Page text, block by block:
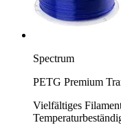
Spectrum
PETG Premium
Vielfältiges